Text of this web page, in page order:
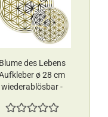
Blume des Lebens
ø 28 cm
wiederablösbar -